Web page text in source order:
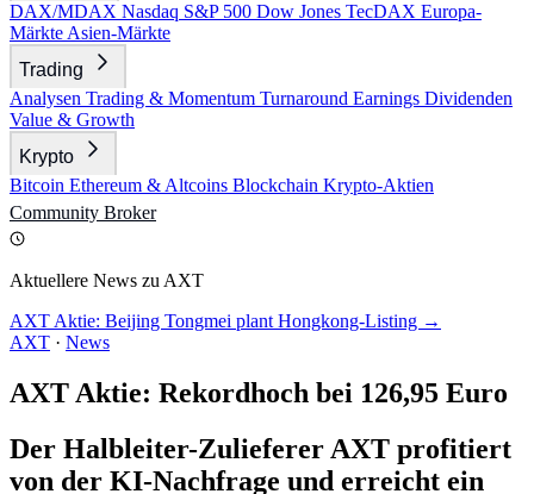
DAX/MDAX Nasdaq S&P 500 Dow Jones TecDAX Europa-
Märkte Asien-Märkte
Trading
Analysen Trading & Momentum Turnaround Earnings Dividenden
Value & Growth
Krypto
Bitcoin Ethereum & Altcoins Blockchain Krypto-Aktien
Community Broker
Aktuellere News zu AXT
AXT Aktie: Beijing Tongmei plant Hongkong-Listing →
AXT · News
AXT Aktie: Rekordhoch bei 126,95 Euro
Der Halbleiter-Zulieferer AXT profitiert
von der KI-Nachfrage und erreicht ein